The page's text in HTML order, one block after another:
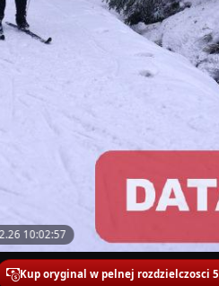
10:02:57
Kup oryginal w pelnej rozdzielczosci 5